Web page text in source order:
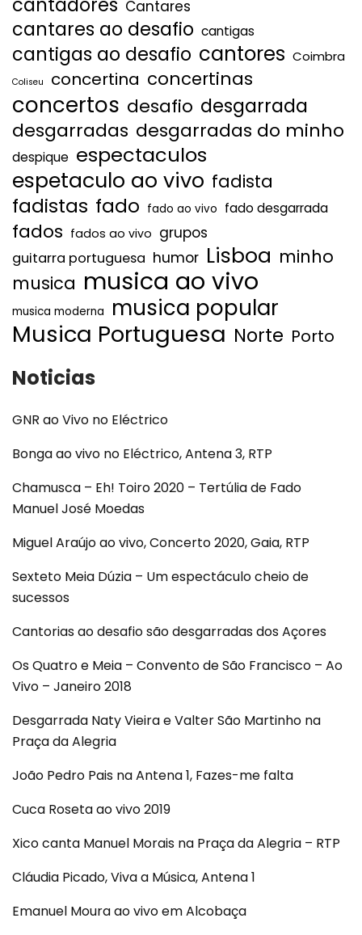
Cantares
cantares ao desafio cantigas
cantigas ao desafio cantores Coimbra
Coliseu concertina concertinas
concertos desafio desgarrada
desgarradas desgarradas do minho
despique espectaculos
espetaculo ao vivo fadista
fadistas fado fado ao vivo fado desgarrada
fados fados ao vivo grupos
guitarra portuguesa humor Lisboa minho
musica musica ao vivo
musica moderna musica popular
Musica Portuguesa Norte Porto
Noticias
GNR ao Vivo no Eléctrico
Bonga ao vivo no Eléctrico, Antena 3, RTP
Chamusca – Eh! Toiro 2020 – Tertúlia de Fado
Manuel José Moedas
Miguel Araújo ao vivo, Concerto 2020, Gaia, RTP
Sexteto Meia Dúzia – Um espectáculo cheio de
sucessos
Cantorias ao desafio são desgarradas dos Açores
Os Quatro e Meia – Convento de São Francisco – Ao
Vivo – Janeiro 2018
Desgarrada Naty Vieira e Valter São Martinho na
Praça da Alegria
João Pedro Pais na Antena 1, Fazes-me falta
Cuca Roseta ao vivo 2019
Xico canta Manuel Morais na Praça da Alegria – RTP
Cláudia Picado, Viva a Música, Antena 1
Emanuel Moura ao vivo em Alcobaça